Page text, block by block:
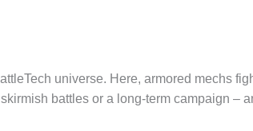
universe. Here, armored mechs
battles or a long-term campaign –